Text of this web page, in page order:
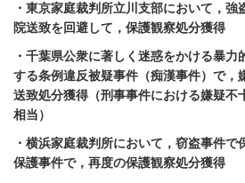
・東京家庭裁判所立川支部において，
院送致を回避して，保護観察処分獲得
・千葉県公衆に著しく迷惑をかける暴力
する条例違反被疑事件（痴漢事件）で，
送致処分獲得（刑事事件における嫌疑不
相当）
・横浜家庭裁判所において，窃盗事件
保護事件で，再度の保護観察処分獲得